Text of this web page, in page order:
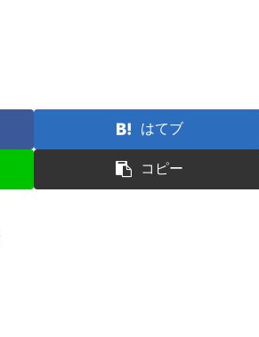
はてブ
コピー